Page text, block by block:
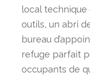
local technique
outils, un abri
bureau
refuge parfait
occupants de